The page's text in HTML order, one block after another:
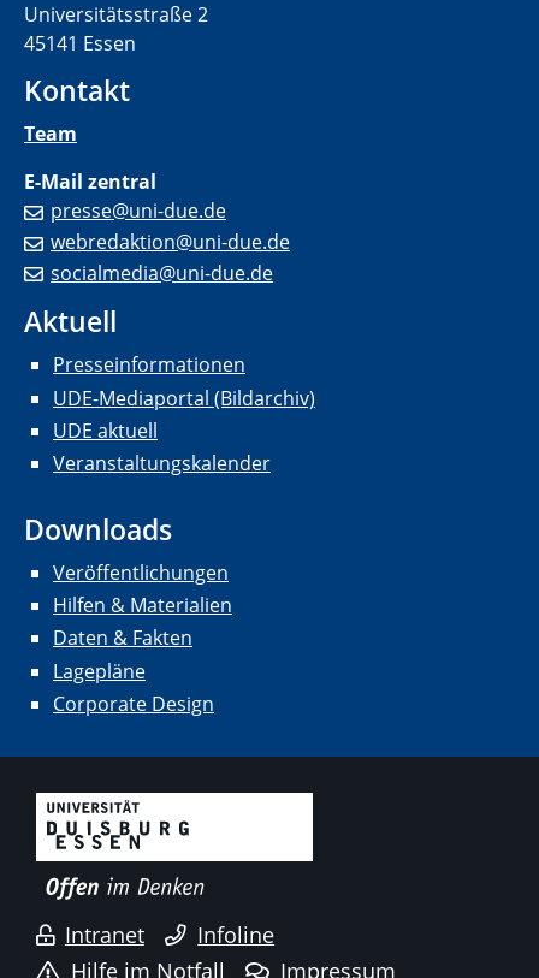
Universitätsstraße 2
45141 Essen
Kontakt
Team
E-Mail zentral
presse@uni-due.de
webredaktion@uni-due.de
socialmedia@uni-due.de
Aktuell
Presseinformationen
UDE-Mediaportal (Bildarchiv)
UDE aktuell
Veranstaltungskalender
Downloads
Veröffentlichungen
Hilfen & Materialien
Daten & Fakten
Lagepläne
Corporate Design
Intranet
Infoline
Hilfe im Notfall
Impressum